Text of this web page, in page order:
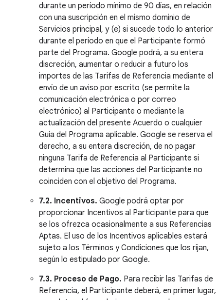
durante un período mínimo de 90 días, en relación
con una suscripción en el mismo dominio de
Servicios principal, y (e) si sucede todo lo anterior
durante el período en que el Participante formó
parte del Programa. Google podrá, a su entera
discreción, aumentar o reducir a futuro los
importes de las Tarifas de Referencia mediante el
envío de un aviso por escrito (se permite la
comunicación electrónica o por correo
electrónico) al Participante o mediante la
actualización del presente Acuerdo o cualquier
Guía del Programa aplicable. Google se reserva el
derecho, a su entera discreción, de no pagar
ninguna Tarifa de Referencia al Participante si
determina que las acciones del Participante no
coinciden con el objetivo del Programa.
7.2. Incentivos. Google podrá optar por
proporcionar Incentivos al Participante para que
se los ofrezca ocasionalmente a sus Referencias
Aptas. El uso de los Incentivos aplicables estará
sujeto a los Términos y Condiciones que los rijan,
según lo estipulado por Google.
7.3. Proceso de Pago. Para recibir las Tarifas de
Referencia, el Participante deberá, en primer lugar,